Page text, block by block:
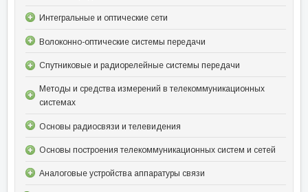
Интегральные и оптические сети
Волоконно-оптические системы передачи
Спутниковые и радиорелейные системы передачи
Методы и средства измерений в телекоммуникационных
системах
Основы радиосвязи и телевидения
Основы построения телекоммуникационных систем и сетей
Аналоговые устройства аппаратуры связи